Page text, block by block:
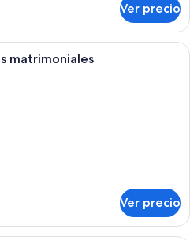
Ver precio
Una habitación de hotel con una
matrimoniales
Ver precio